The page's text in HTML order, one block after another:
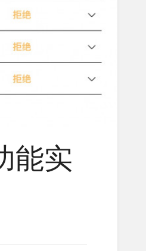
能实